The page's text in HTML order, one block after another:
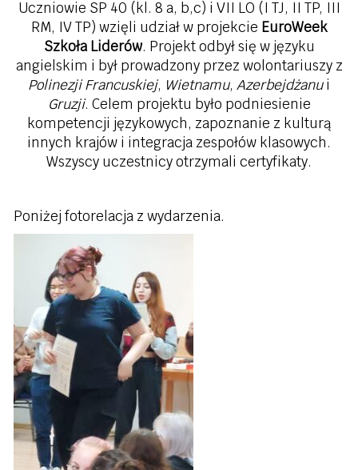
Uczniowie SP 40 (kl. 8 a, b,c) i VII LO (I TJ, II TP, III
RM, IV TP) wzięli udział w projekcie EuroWeek
Szkoła Liderów. Projekt odbył się w języku
angielskim i był prowadzony przez wolontariuszy z
Polinezji Francuskiej, Wietnamu, Azerbejdżanui
Gruzji. Celem projektu było podniesienie
kompetencji językowych, zapoznanie z kulturą
innych krajów i integracja zespołów klasowych.
Wszyscy uczestnicy otrzymali certyfikaty.
Poniżej fotorelacja z wydarzenia.